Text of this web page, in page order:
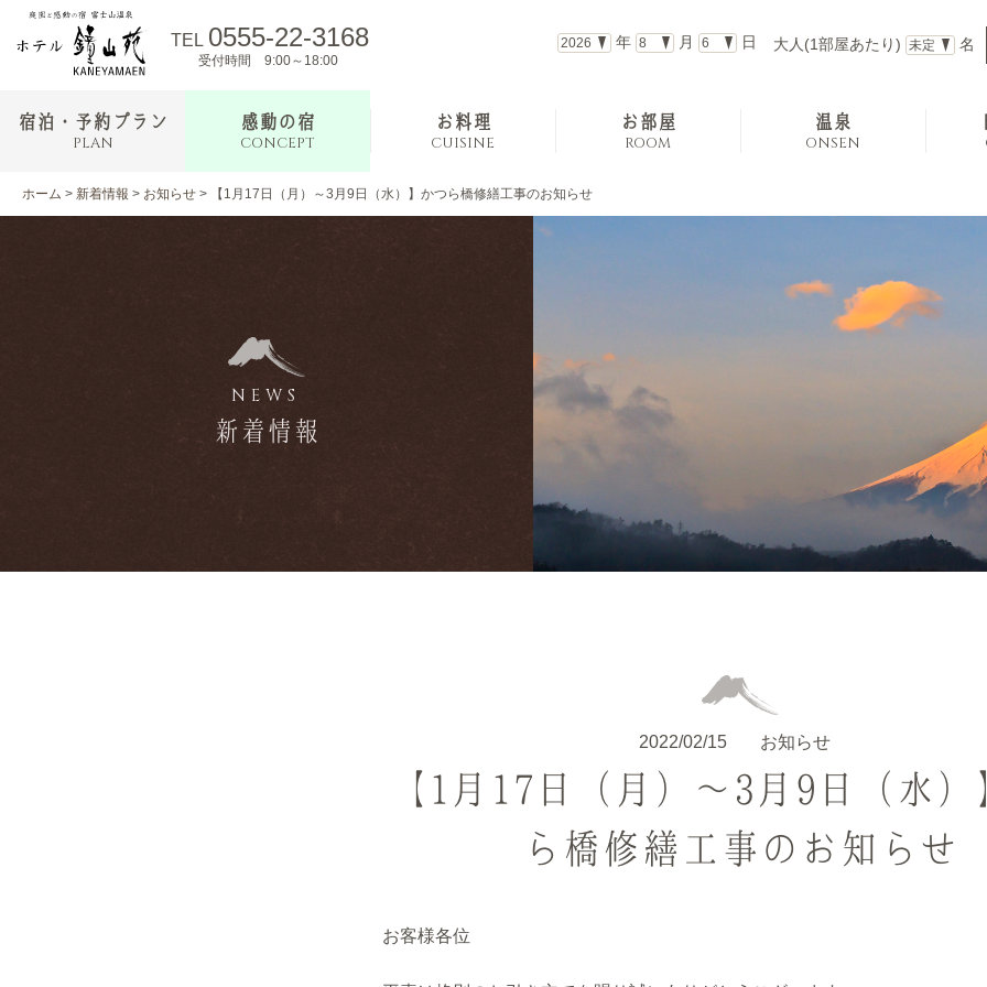
TEL 0555-22-3168
受付時間 9:00～18:00
年 月 日 大人(1部屋あたり) 名
宿泊・予約プラン
PLAN
感動の宿
CONCEPT
お料理
CUISINE
お部屋
ROOM
温泉
ONSEN
NEWS
新着情報
ホーム > 新着情報 > お知らせ > 【1月17日（月）～3月9日（水）】かつら橋修繕工事のお知らせ
2022/02/15 お知らせ
【1月17日（月）～3月9日（水
ら橋修繕工事のお知らせ
お客様各位